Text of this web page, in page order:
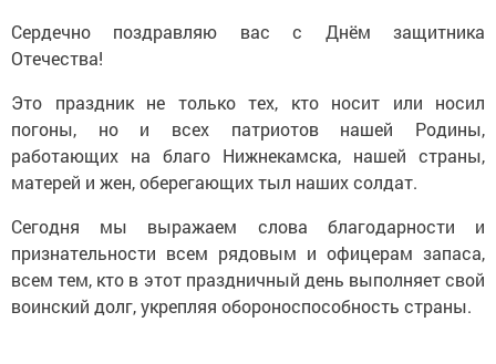
Сердечно поздравляю вас с Днём защитника
Отечества!
Это праздник не только тех, кто носит или носил
погоны, но и всех патриотов нашей Родины,
работающих на благо Нижнекамска, нашей страны,
матерей и жен, оберегающих тыл наших солдат.
Сегодня мы выражаем слова благодарности и
признательности всем рядовым и офицерам запаса,
всем тем, кто в этот праздничный день выполняет свой
воинский долг, укрепляя обороноспособность страны.